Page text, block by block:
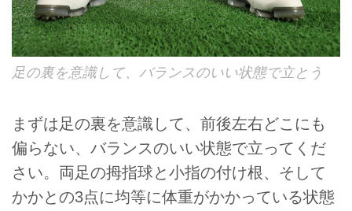
足の裏を意識して、バランスのいい状態で立とう
まずは足の裏を意識して、前後左右どこにも
偏らない、バランスのいい状態で立ってくだ
さい。両足の拇指球と小指の付け根、そして
かかとの3点に均等に体重がかかっている状態